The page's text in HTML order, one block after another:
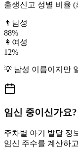
출생신고 성별 비율
👨 남성
88%
👩 여성
12%
💡 남성 이름이지만
임신 중이신가요?
주차별 아기 발달 정
임신 주수를 계산하